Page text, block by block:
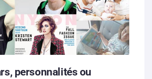
personnalités ou